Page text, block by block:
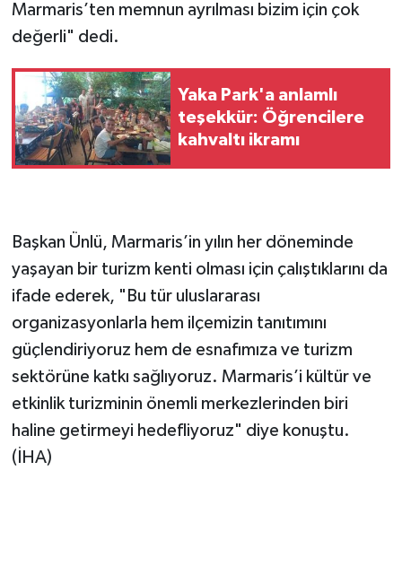
Marmaris’ten memnun ayrılması bizim için çok
değerli" dedi.
Yaka Park'a anlamlı
teşekkür: Öğrencilere
kahvaltı ikramı
Başkan Ünlü, Marmaris’in yılın her döneminde
yaşayan bir turizm kenti olması için çalıştıklarını da
ifade ederek, "Bu tür uluslararası
organizasyonlarla hem ilçemizin tanıtımını
güçlendiriyoruz hem de esnafımıza ve turizm
sektörüne katkı sağlıyoruz. Marmaris’i kültür ve
etkinlik turizminin önemli merkezlerinden biri
haline getirmeyi hedefliyoruz" diye konuştu.
(İHA)